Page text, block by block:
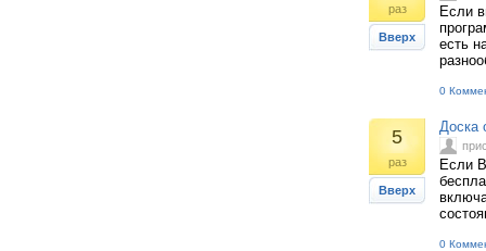
раз
Вверх
Если
есть
0
5
раз
Вверх
Доска
Если
0